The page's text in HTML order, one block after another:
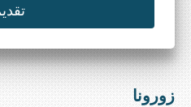
زورونا